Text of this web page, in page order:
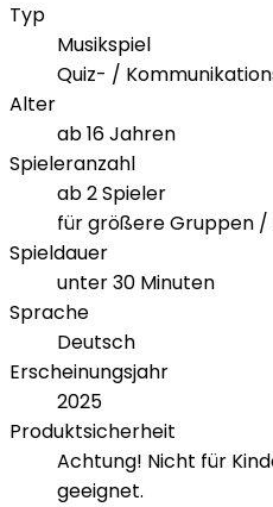
Typ
Musikspiel
Quiz- /
Alter
ab 16 Jahren
Spieleranzahl
ab 2 Spieler
für größere Gruppen /
Spieldauer
unter 30 Minuten
Sprache
Deutsch
Erscheinungsjahr
2025
Produktsicherheit
Achtung! Nicht für
geeignet.